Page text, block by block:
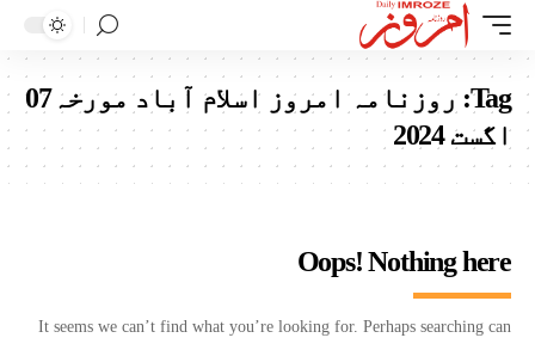
Tag:
روزنامہ امروز اسلام آباد مورخہ07
اگست 2024
Oops! Nothing here
It seems we can’t find what you’re looking for. Perhaps searching can